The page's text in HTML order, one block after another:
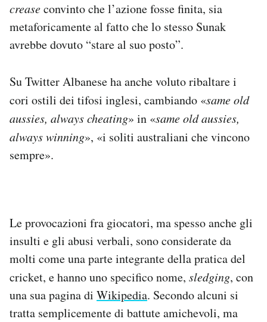
creaseconvinto che l’azione fosse finita, sia
metaforicamente al fatto che lo stesso Sunak
avrebbe dovuto “stare al suo posto”.
Su Twitter Albanese ha anche voluto ribaltare i
cori ostili dei tifosi inglesi, cambiando «same old
aussies, always cheating» in «same old aussies,
always winning», «i soliti australiani che vincono
sempre».
Le provocazioni fra giocatori, ma spesso anche gli
insulti e gli abusi verbali, sono considerate da
molti come una parte integrante della pratica del
cricket, e hanno uno specifico nome, sledging, con
una sua pagina di Wikipedia. Secondo alcuni si
tratta semplicemente di battute amichevoli, ma